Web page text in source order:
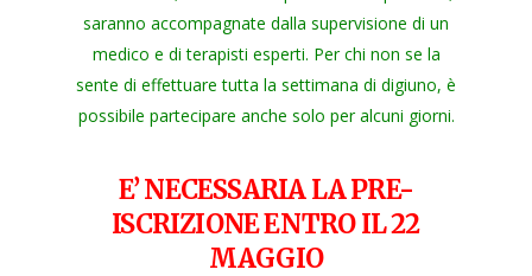
saranno accompagnate dalla supervisione di un
medico e di terapisti esperti. Per chi non se la
sente di effettuare tutta la settimana di digiuno, è
possibile partecipare anche solo per alcuni giorni.
E’ NECESSARIA LA PRE-
ISCRIZIONE ENTRO IL 22
MAGGIO